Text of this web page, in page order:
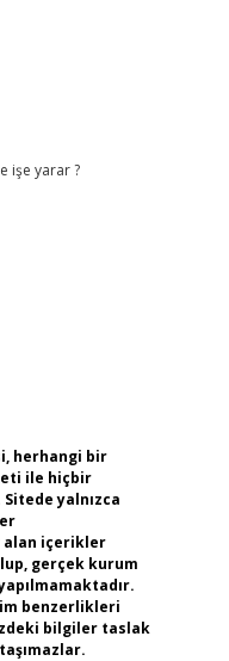
işe yarar ?
herhangi bir
ile hiçbir
yalnızca
alan içerikler
gerçek kurum
benzerlikleri
bilgiler taslak